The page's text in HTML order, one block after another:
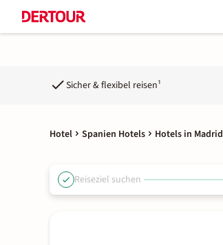
Sicher & flexibel reisen¹
Hotel Spanien Hotels Hotels in Madrid
Reiseziel suchen